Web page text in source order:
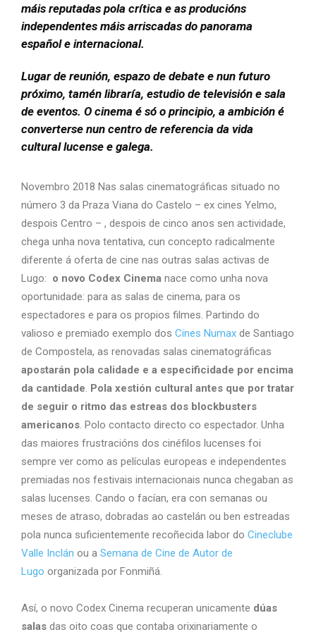
máis reputadas pola crítica e as producións
independentes máis arriscadas do panorama
español e internacional.
Lugar de reunión, espazo de debate e nun futuro
próximo, tamén libraría, estudio de televisión e sala
de eventos. O cinema é só o principio, a ambición é
converterse nun centro de referencia da vida
cultural lucense e galega.
Novembro 2018 Nas salas cinematográficas situado no
número 3 da Praza Viana do Castelo – ex cines Yelmo,
despois Centro – , despois de cinco anos sen actividade,
chega unha nova tentativa, cun concepto radicalmente
diferente á oferta de cine nas outras salas activas de
Lugo: o novo Codex Cinema nace como unha nova
oportunidade: para as salas de cinema, para os
espectadores e para os propios filmes. Partindo do
valioso e premiado exemplo dos Cines Numax de Santiago
de Compostela, as renovadas salas cinematográficas
apostarán pola calidade e a especificidade por encima
da cantidade. Pola xestión cultural antes que por tratar
de seguir o ritmo das estreas dos blockbusters
americanos. Polo contacto directo co espectador. Unha
das maiores frustracións dos cinéfilos lucenses foi
sempre ver como as películas europeas e independentes
premiadas nos festivais internacionais nunca chegaban as
salas lucenses. Cando o facían, era con semanas ou
meses de atraso, dobradas ao castelán ou ben estreadas
pola nunca suficientemente recoñecida labor do Cineclube
Valle Inclán ou a Semana de Cine de Autor de
Lugo organizada por Fonmiñá.
Así, o novo Codex Cinema recuperan unicamente dúas
salas das oito coas que contaba orixinariamente o